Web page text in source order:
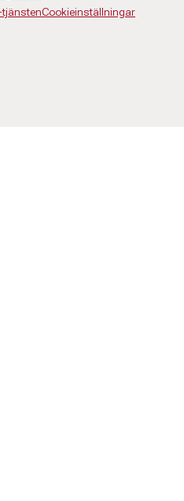
tjänstenCookieinställningar